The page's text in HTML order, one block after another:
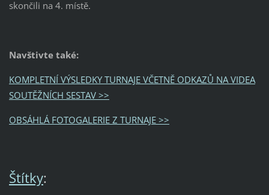
skončili na 4. místě.
Navštivte také:
KOMPLETNÍ VÝSLEDKY TURNAJE VČETNĚ ODKAZŮ NA VIDEA
SOUTĚŽNÍCH SESTAV >>
OBSÁHLÁ FOTOGALERIE Z TURNAJE >>
Štítky: